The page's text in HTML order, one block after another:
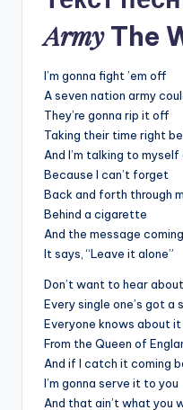
ArmyThe
I’m gonna fight ’em off
A seven nation army
They’re gonna rip it off
Taking their time right
And I’m talking to
Because I can’t forget
Back and forth through
Behind a cigarette
And the message
It says, “Leave it alone”
Don’t want to hear
Every single one’s got a
Everyone knows about it
From the Queen of
And if I catch it coming
I’m gonna serve it to you
And that ain’t what you